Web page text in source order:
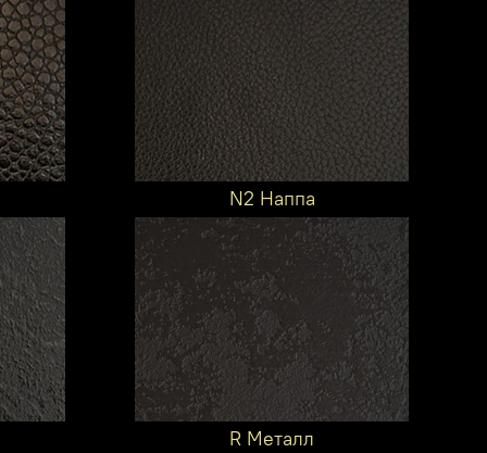
N2 Наппа
R Металл